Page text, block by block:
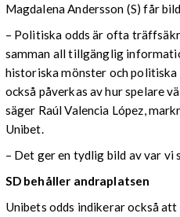
Magdalena Andersson (S) får
– Politiska odds är ofta
samman all tillgänglig
historiska mönster och
också påverkas av hur spelare
säger Raúl Valencia López,
Unibet.
– Det ger en tydlig bild av var vi
SD behåller andraplatsen
Unibets odds indikerar också